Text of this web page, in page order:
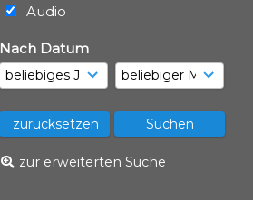
Audio
Nach Datum
zur erweiterten Suche